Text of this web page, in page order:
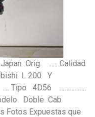
Orig. ….. Calidad
L 200 Y
…. Tipo 4D56 …………….
Doble Cab
Fotos Expuestas que